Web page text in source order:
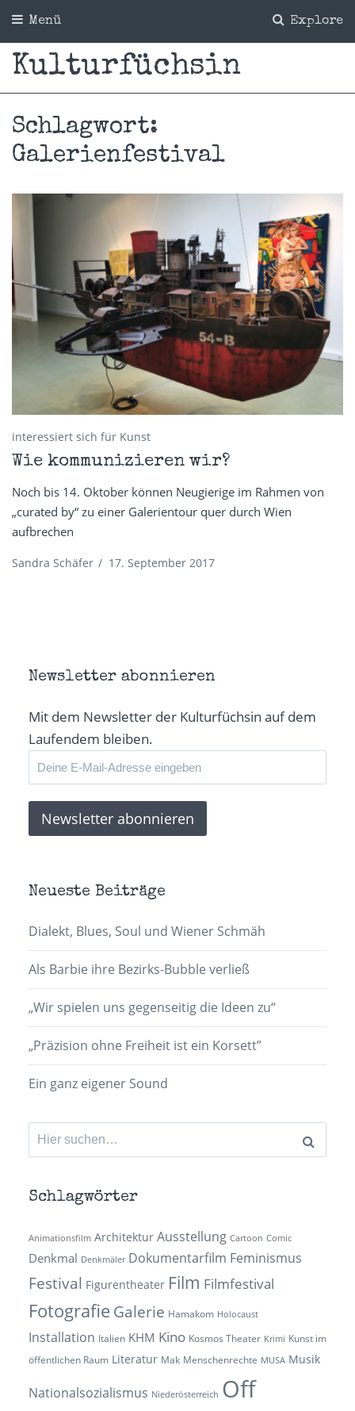
Explore
Menü
Kulturfüchsin
Schlagwort:
Galerienfestival
interessiert sich für Kunst
Wie kommunizieren wir?
Noch bis 14. Oktober können Neugierige im Rahmen von
„curated by“ zu einer Galerientour quer durch Wien
aufbrechen
Sandra Schäfer / 17. September 2017
Newsletter abonnieren
Mit dem Newsletter der Kulturfüchsin auf dem
Laufendem bleiben.
Neueste Beiträge
Dialekt, Blues, Soul und Wiener Schmäh
Als Barbie ihre Bezirks-Bubble verließ
„Wir spielen uns gegenseitig die Ideen zu“
„Präzision ohne Freiheit ist ein Korsett”
Ein ganz eigener Sound
Suchen
nach:
Schlagwörter
Animationsfilm Architektur Ausstellung Cartoon Comic
Denkmal Denkmäler Dokumentarfilm Feminismus
Festival Figurentheater Film Filmfestival
Fotografie Galerie Hamakom Holocaust
Installation Italien KHM Kino Kosmos Theater Krimi Kunst im
öffentlichen Raum Literatur Mak Menschenrechte MUSA Musik
Nationalsozialismus Niederösterreich Off